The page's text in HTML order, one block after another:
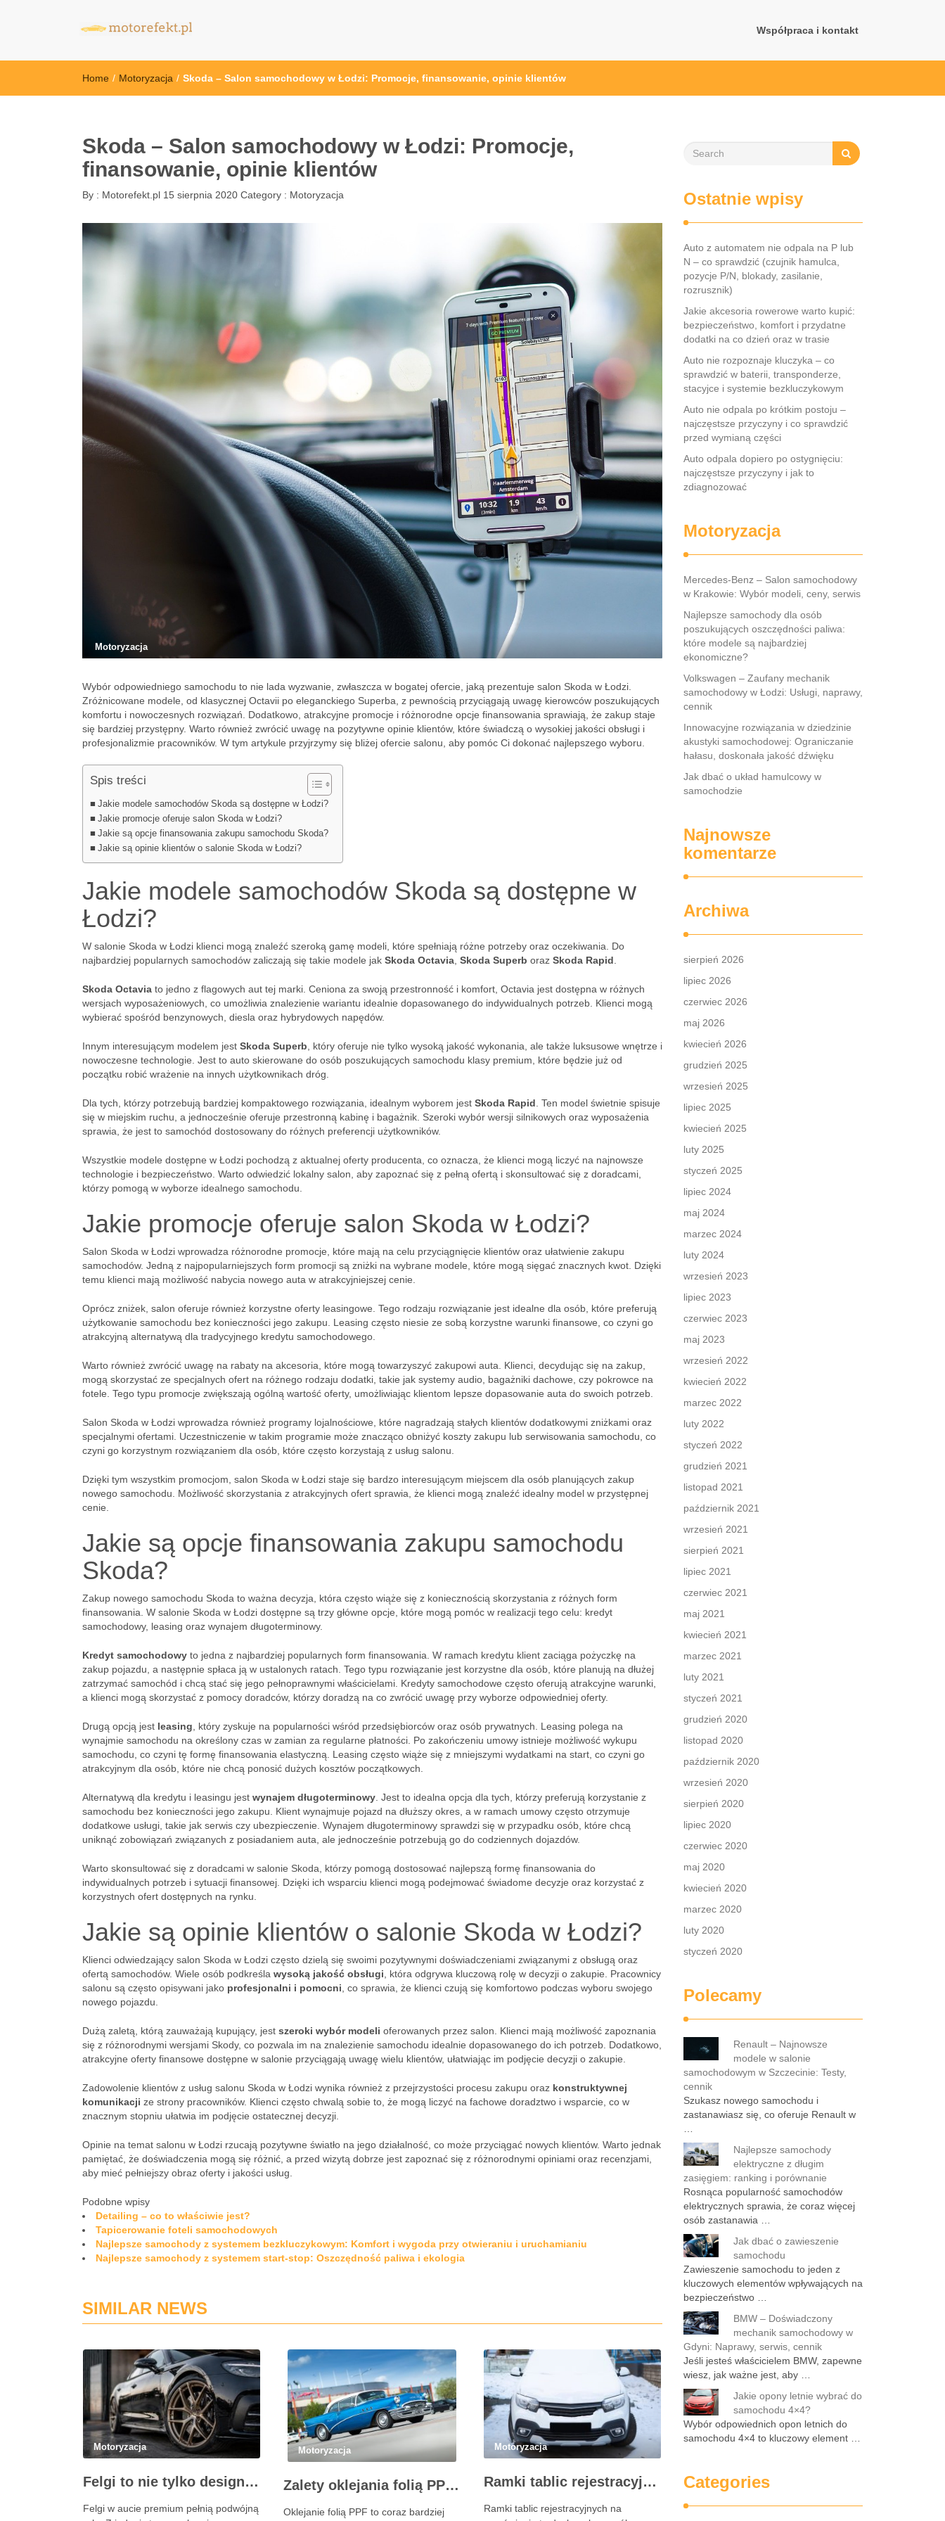
Współpraca i kontakt
Home / Motoryzacja / Skoda – Salon samochodowy w Łodzi: Promocje, finansowanie, opinie klientów
Skoda – Salon samochodowy w Łodzi: Promocje,
finansowanie, opinie klientów
By : Motorefekt.pl 15 sierpnia 2020 Category : Motoryzacja
Motoryzacja
Wybór odpowiedniego samochodu to nie lada wyzwanie, zwłaszcza w bogatej ofercie, jaką prezentuje salon Skoda w Łodzi.
Zróżnicowane modele, od klasycznej Octavii po eleganckiego Superba, z pewnością przyciągają uwagę kierowców poszukujących
komfortu i nowoczesnych rozwiązań. Dodatkowo, atrakcyjne promocje i różnorodne opcje finansowania sprawiają, że zakup staje
się bardziej przystępny. Warto również zwrócić uwagę na pozytywne opinie klientów, które świadczą o wysokiej jakości obsługi i
profesjonalizmie pracowników. W tym artykule przyjrzymy się bliżej ofercie salonu, aby pomóc Ci dokonać najlepszego wyboru.
Spis treści
Jakie modele samochodów Skoda są dostępne w Łodzi?
Jakie promocje oferuje salon Skoda w Łodzi?
Jakie są opcje finansowania zakupu samochodu Skoda?
Jakie są opinie klientów o salonie Skoda w Łodzi?
Jakie modele samochodów Skoda są dostępne w
Łodzi?
W salonie Skoda w Łodzi klienci mogą znaleźć szeroką gamę modeli, które spełniają różne potrzeby oraz oczekiwania. Do
najbardziej popularnych samochodów zaliczają się takie modele jak Skoda Octavia Skoda Superb oraz Skoda Rapid
Skoda Octavia to jedno z flagowych aut tej marki. Ceniona za swoją przestronność i komfort, Octavia jest dostępna w różnych
wersjach wyposażeniowych, co umożliwia znalezienie wariantu idealnie dopasowanego do indywidualnych potrzeb. Klienci mogą
wybierać spośród benzynowych, diesla oraz hybrydowych napędów.
Innym interesującym modelem jest Skoda Superb , który oferuje nie tylko wysoką jakość wykonania, ale także luksusowe wnętrze i
nowoczesne technologie. Jest to auto skierowane do osób poszukujących samochodu klasy premium, które będzie już od
początku robić wrażenie na innych użytkownikach dróg.
Dla tych, którzy potrzebują bardziej kompaktowego rozwiązania, idealnym wyborem jest Skoda Rapid . Ten model świetnie spisuje
się w miejskim ruchu, a jednocześnie oferuje przestronną kabinę i bagażnik. Szeroki wybór wersji silnikowych oraz wyposażenia
sprawia, że jest to samochód dostosowany do różnych preferencji użytkowników.
Wszystkie modele dostępne w Łodzi pochodzą z aktualnej oferty producenta, co oznacza, że klienci mogą liczyć na najnowsze
technologie i bezpieczeństwo. Warto odwiedzić lokalny salon, aby zapoznać się z pełną ofertą i skonsultować się z doradcami,
którzy pomogą w wyborze idealnego samochodu.
Jakie promocje oferuje salon Skoda w Łodzi?
Salon Skoda w Łodzi wprowadza różnorodne promocje, które mają na celu przyciągnięcie klientów oraz ułatwienie zakupu
samochodów. Jedną z najpopularniejszych form promocji są zniżki na wybrane modele, które mogą sięgać znacznych kwot. Dzięki
temu klienci mają możliwość nabycia nowego auta w atrakcyjniejszej cenie.
Oprócz zniżek, salon oferuje również korzystne oferty leasingowe. Tego rodzaju rozwiązanie jest idealne dla osób, które preferują
użytkowanie samochodu bez konieczności jego zakupu. Leasing często niesie ze sobą korzystne warunki finansowe, co czyni go
atrakcyjną alternatywą dla tradycyjnego kredytu samochodowego.
Warto również zwrócić uwagę na rabaty na akcesoria, które mogą towarzyszyć zakupowi auta. Klienci, decydując się na zakup,
mogą skorzystać ze specjalnych ofert na różnego rodzaju dodatki, takie jak systemy audio, bagażniki dachowe, czy pokrowce na
fotele. Tego typu promocje zwiększają ogólną wartość oferty, umożliwiając klientom lepsze dopasowanie auta do swoich potrzeb.
Salon Skoda w Łodzi wprowadza również programy lojalnościowe, które nagradzają stałych klientów dodatkowymi zniżkami oraz
specjalnymi ofertami. Uczestniczenie w takim programie może znacząco obniżyć koszty zakupu lub serwisowania samochodu, co
czyni go korzystnym rozwiązaniem dla osób, które często korzystają z usług salonu.
Dzięki tym wszystkim promocjom, salon Skoda w Łodzi staje się bardzo interesującym miejscem dla osób planujących zakup
nowego samochodu. Możliwość skorzystania z atrakcyjnych ofert sprawia, że klienci mogą znaleźć idealny model w przystępnej
cenie.
Jakie są opcje finansowania zakupu samochodu
Skoda?
Zakup nowego samochodu Skoda to ważna decyzja, która często wiąże się z koniecznością skorzystania z różnych form
finansowania. W salonie Skoda w Łodzi dostępne są trzy główne opcje, które mogą pomóc w realizacji tego celu: kredyt
samochodowy, leasing oraz wynajem długoterminowy.
Kredyt samochodowy to jedna z najbardziej popularnych form finansowania. W ramach kredytu klient zaciąga pożyczkę na
zakup pojazdu, a następnie spłaca ją w ustalonych ratach. Tego typu rozwiązanie jest korzystne dla osób, które planują na dłużej
zatrzymać samochód i chcą stać się jego pełnoprawnymi właścicielami. Kredyty samochodowe często oferują atrakcyjne warunki,
a klienci mogą skorzystać z pomocy doradców, którzy doradzą na co zwrócić uwagę przy wyborze odpowiedniej oferty.
Drugą opcją jest leasing , który zyskuje na popularności wśród przedsiębiorców oraz osób prywatnych. Leasing polega na
wynajmie samochodu na określony czas w zamian za regularne płatności. Po zakończeniu umowy istnieje możliwość wykupu
samochodu, co czyni tę formę finansowania elastyczną. Leasing często wiąże się z mniejszymi wydatkami na start, co czyni go
atrakcyjnym dla osób, które nie chcą ponosić dużych kosztów początkowych.
Alternatywą dla kredytu i leasingu jest wynajem długoterminowy . Jest to idealna opcja dla tych, którzy preferują korzystanie z
samochodu bez konieczności jego zakupu. Klient wynajmuje pojazd na dłuższy okres, a w ramach umowy często otrzymuje
dodatkowe usługi, takie jak serwis czy ubezpieczenie. Wynajem długoterminowy sprawdzi się w przypadku osób, które chcą
uniknąć zobowiązań związanych z posiadaniem auta, ale jednocześnie potrzebują go do codziennych dojazdów.
Warto skonsultować się z doradcami w salonie Skoda, którzy pomogą dostosować najlepszą formę finansowania do
indywidualnych potrzeb i sytuacji finansowej. Dzięki ich wsparciu klienci mogą podejmować świadome decyzje oraz korzystać z
korzystnych ofert dostępnych na rynku.
Jakie są opinie klientów o salonie Skoda w Łodzi?
Klienci odwiedzający salon Skoda w Łodzi często dzielą się swoimi pozytywnymi doświadczeniami związanymi z obsługą oraz
ofertą samochodów. Wiele osób podkreśla wysoką jakość obsługi , która odgrywa kluczową rolę w decyzji o zakupie. Pracownicy
salonu są często opisywani jako profesjonalni i pomocni , co sprawia, że klienci czują się komfortowo podczas wyboru swojego
nowego pojazdu.
Dużą zaletą, którą zauważają kupujący, jest szeroki wybór modeli oferowanych przez salon. Klienci mają możliwość zapoznania
się z różnorodnymi wersjami Skody, co pozwala im na znalezienie samochodu idealnie dopasowanego do ich potrzeb. Dodatkowo,
atrakcyjne oferty finansowe dostępne w salonie przyciągają uwagę wielu klientów, ułatwiając im podjęcie decyzji o zakupie.
Zadowolenie klientów z usług salonu Skoda w Łodzi wynika również z przejrzystości procesu zakupu oraz konstruktywnej
komunikacji ze strony pracowników. Klienci często chwalą sobie to, że mogą liczyć na fachowe doradztwo i wsparcie, co w
znacznym stopniu ułatwia im podjęcie ostatecznej decyzji.
Opinie na temat salonu w Łodzi rzucają pozytywne światło na jego działalność, co może przyciągać nowych klientów. Warto jednak
pamiętać, że doświadczenia mogą się różnić, a przed wizytą dobrze jest zapoznać się z różnorodnymi opiniami oraz recenzjami,
aby mieć pełniejszy obraz oferty i jakości usług.
Podobne wpisy
Detailing – co to właściwie jest?
Tapicerowanie foteli samochodowych
Najlepsze samochody z systemem bezkluczykowym: Komfort i wygoda przy otwieraniu i uruchamianiu
Najlepsze samochody z systemem start-stop: Oszczędność paliwa i ekologia
SIMILAR NEWS
Motoryzacja
Felgi to nie tylko design. Dlaczego profesjonalny dobór jest ważniejszy niż niska cena na aukcji?
Felgi w aucie premium pełnią podwójną
Motoryzacja
Zalety oklejania folią PPF – dlaczego warto zainwestować w ochronę lakieru?
Oklejanie folią PPF to coraz bardziej
Motoryzacja
Ramki tablic rejestracyjnych na zamówienie – spersonalizuj swój samochód
Ramki tablic rejestracyjnych na
Ostatnie wpisy
Auto z automatem nie odpala na P lub
N – co sprawdzić (czujnik hamulca,
pozycje P/N, blokady, zasilanie,
rozrusznik)
Jakie akcesoria rowerowe warto kupić:
bezpieczeństwo, komfort i przydatne
dodatki na co dzień oraz w trasie
Auto nie rozpoznaje kluczyka – co
sprawdzić w baterii, transponderze,
stacyjce i systemie bezkluczykowym
Auto nie odpala po krótkim postoju –
najczęstsze przyczyny i co sprawdzić
przed wymianą części
Auto odpala dopiero po ostygnięciu:
najczęstsze przyczyny i jak to
zdiagnozować
Motoryzacja
Mercedes-Benz – Salon samochodowy
w Krakowie: Wybór modeli, ceny, serwis
Najlepsze samochody dla osób
poszukujących oszczędności paliwa:
które modele są najbardziej
ekonomiczne?
Volkswagen – Zaufany mechanik
samochodowy w Łodzi: Usługi, naprawy,
cennik
Innowacyjne rozwiązania w dziedzinie
akustyki samochodowej: Ograniczanie
hałasu, doskonała jakość dźwięku
Jak dbać o układ hamulcowy w
samochodzie
Najnowsze
komentarze
Archiwa
sierpień 2026
lipiec 2026
czerwiec 2026
maj 2026
kwiecień 2026
grudzień 2025
wrzesień 2025
lipiec 2025
kwiecień 2025
luty 2025
styczeń 2025
lipiec 2024
maj 2024
marzec 2024
luty 2024
wrzesień 2023
lipiec 2023
czerwiec 2023
maj 2023
wrzesień 2022
kwiecień 2022
marzec 2022
luty 2022
styczeń 2022
grudzień 2021
listopad 2021
październik 2021
wrzesień 2021
sierpień 2021
lipiec 2021
czerwiec 2021
maj 2021
kwiecień 2021
marzec 2021
luty 2021
styczeń 2021
grudzień 2020
listopad 2020
październik 2020
wrzesień 2020
sierpień 2020
lipiec 2020
czerwiec 2020
maj 2020
kwiecień 2020
marzec 2020
luty 2020
styczeń 2020
Polecamy
Renault – Najnowsze
modele w salonie
samochodowym w Szczecinie: Testy,
cennik
Szukasz nowego samochodu i
zastanawiasz się, co oferuje Renault w
Najlepsze samochody
elektryczne z długim
zasięgiem: ranking i porównanie
Rosnąca popularność samochodów
elektrycznych sprawia, że coraz więcej
osób zastanawia …
Jak dbać o zawieszenie
samochodu
Zawieszenie samochodu to jeden z
kluczowych elementów wpływających na
bezpieczeństwo …
BMW – Doświadczony
mechanik samochodowy w
Gdyni: Naprawy, serwis, cennik
Jeśli jesteś właścicielem BMW, zapewne
wiesz, jak ważne jest, aby …
Jakie opony letnie wybrać do
samochodu 4×4?
Wybór odpowiednich opon letnich do
samochodu 4×4 to kluczowy element …
Categories